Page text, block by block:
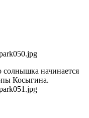
солнышка начинается
Косыгина.